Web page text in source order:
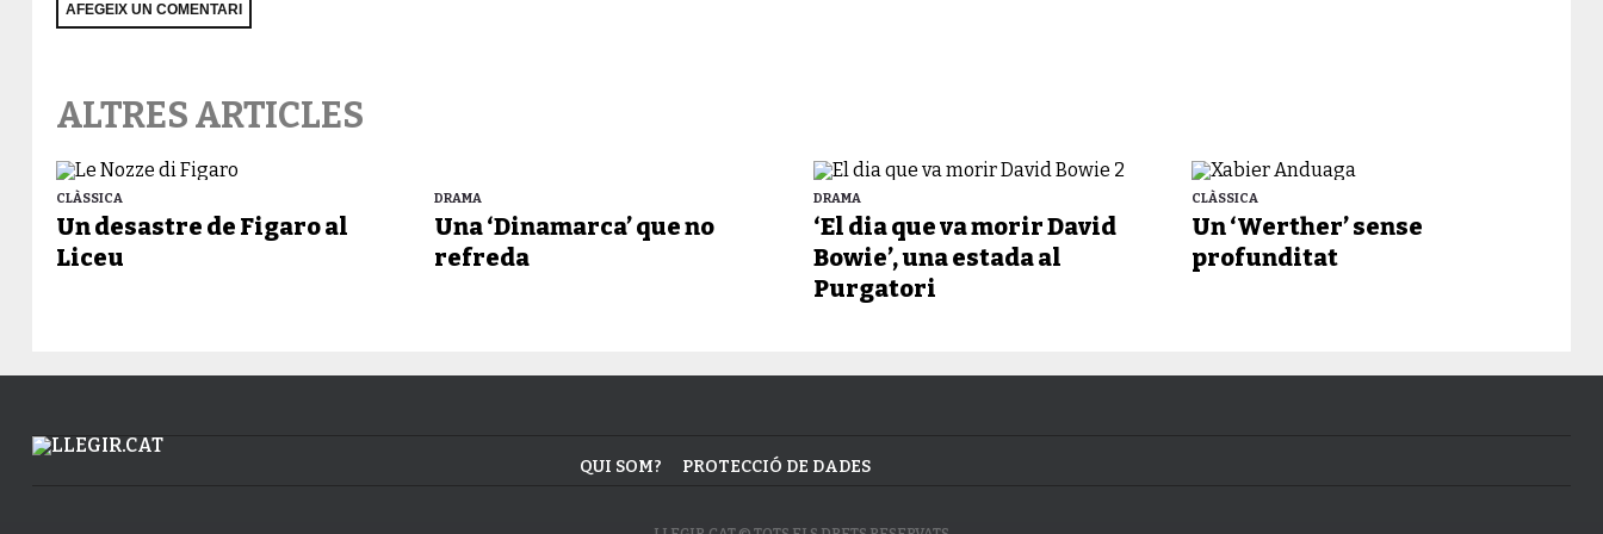
ALTRES ARTICLES
CLÀSSICA
Un desastre de Figaro al
Liceu
DRAMA
Una ‘Dinamarca’ que no
refreda
DRAMA
‘El dia que va morir David
Bowie’, una estada al
Purgatori
CLÀSSICA
Un ‘Werther’ sense
profunditat
QUI SOM? PROTECCIÓ DE DADES